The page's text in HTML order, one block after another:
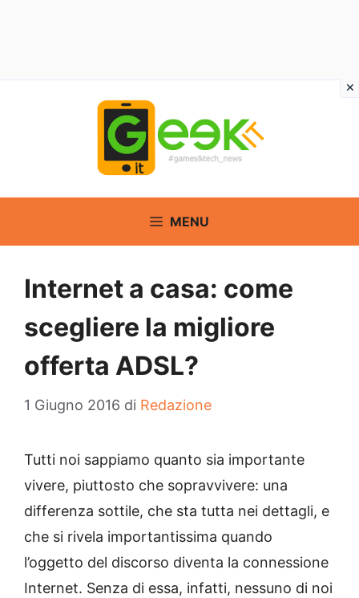
MENU
Internet a casa: come
scegliere la migliore
offerta ADSL?
1 Giugno 2016 di Redazione
Tutti noi sappiamo quanto sia importante
vivere, piuttosto che sopravvivere: una
differenza sottile, che sta tutta nei dettagli, e
che si rivela importantissima quando
l’oggetto del discorso diventa la connessione
Internet. Senza di essa, infatti, nessuno di noi